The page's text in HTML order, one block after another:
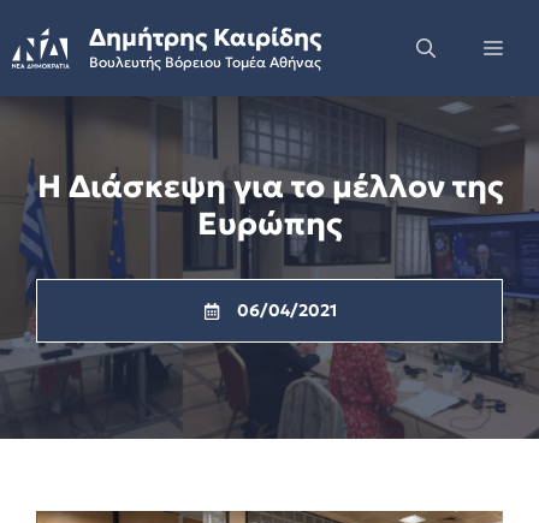
to
content
Δημήτρης Καιρίδης
Βουλευτής Βόρειου Τομέα Αθήνας
Η Διάσκεψη για το μέλλον της
Ευρώπης
06/04/2021